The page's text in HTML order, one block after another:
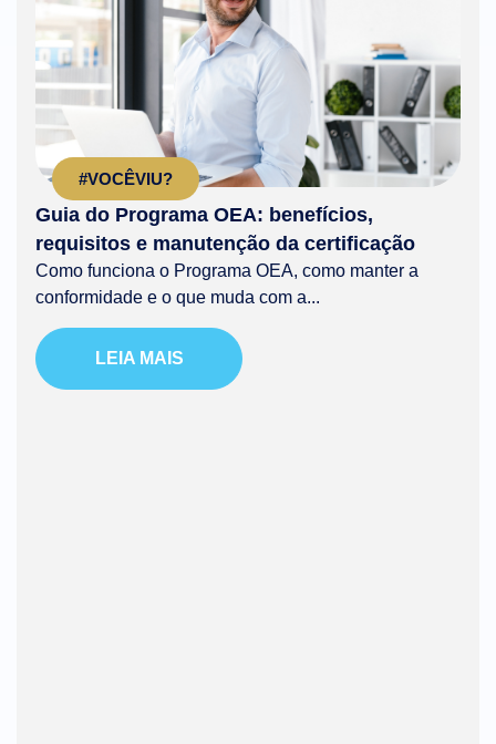
#VOCÊVIU?
Guia do Programa OEA: benefícios,
requisitos e manutenção da certificação
Como funciona o Programa OEA, como manter a
conformidade e o que muda com a...
LEIA MAIS